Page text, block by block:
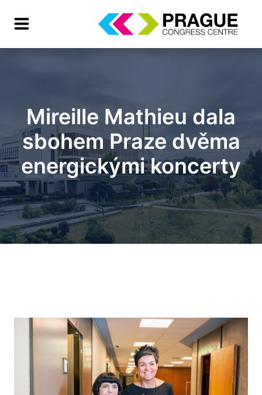
Mireille Mathieu dala
sbohem Praze dvěma
energickými koncerty